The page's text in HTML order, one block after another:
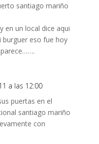
santiago mariño
en un local dice aqui
eso fue hoy
a las 12:00
puertas en el
santiago mariño
con